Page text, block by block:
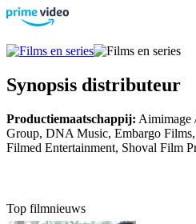
Synopsis distributeur
Productiemaatschappij: Aimimage
Group, DNA Music, Embargo
Filmed Entertainment, Shoval Film
Top filmnieuws